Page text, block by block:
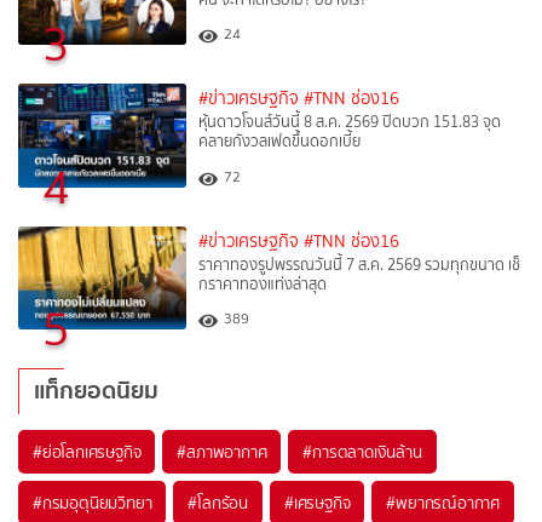
3 24
4
#ข่าวเศรษฐกิจ #TNN ช่อง16
หุ้นดาวโจนส์วันนี้ 8 ส.ค. 2569 ปิดบวก 151.83 จุด
คลายกังวลเฟดขึ้นดอกเบี้ย
72
5
#ข่าวเศรษฐกิจ #TNN ช่อง16
ราคาทองรูปพรรณวันนี้ 7 ส.ค. 2569 รวมทุกขนาด เช็
กราคาทองแท่งล่าสุด
389
แท็กยอดนิยม
#ย่อโลกเศรษฐกิจ #สภาพอากาศ #การตลาดเงินล้าน
#กรมอุตุนิยมวิทยา #โลกร้อน #เศรษฐกิจ #พยากรณ์อากาศ